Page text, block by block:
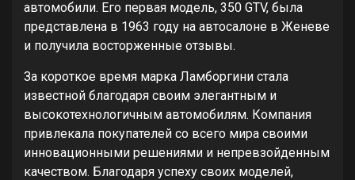
автомобили. Его первая модель, 350 GTV, была
представлена в 1963 году на автосалоне в Женеве
и получила восторженные отзывы.
За короткое время марка Ламборгини стала
известной благодаря своим элегантным и
высокотехнологичным автомобилям. Компания
привлекала покупателей со всего мира своими
инновационными решениями и непревзойденным
качеством. Благодаря успеху своих моделей,